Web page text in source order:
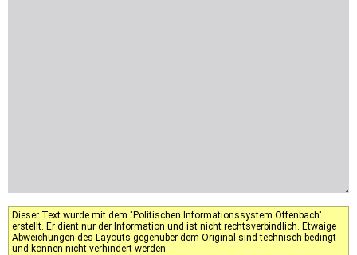
Dieser Text wurde mit dem "Politischen Informationssystem Offenbach"
erstellt. Er dient nur der Information und ist nicht rechtsverbindlich. Etwaige
Abweichungen des Layouts gegenüber dem Original sind technisch bedingt
und können nicht verhindert werden.